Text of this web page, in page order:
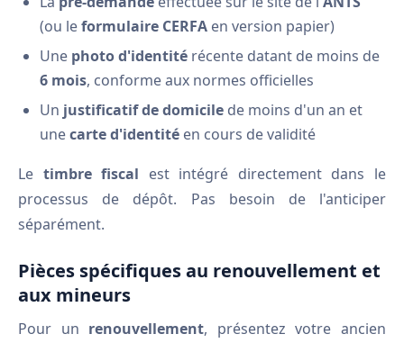
(ou leformulaire CERFA en version papier)
Une photo d'identité récente datant de moins de
6 mois, conforme aux normes officielles
Un justificatif de domicile de moins d'un an et
unecarte d'identité en cours de validité
Le timbre fiscal est intégré directement dans le
processus de dépôt. Pas besoin de l'anticiper
séparément.
Pièces spécifiques au renouvellement et
aux mineurs
Pour un renouvellement, présentez votre ancien